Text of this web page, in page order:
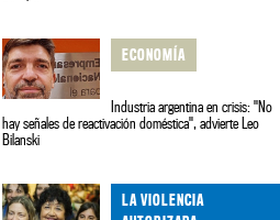
ECONOMÍA
Industria argentina en crisis: "No
hay señales de reactivación doméstica", advierte Leo
Bilanski
LA VIOLENCIA